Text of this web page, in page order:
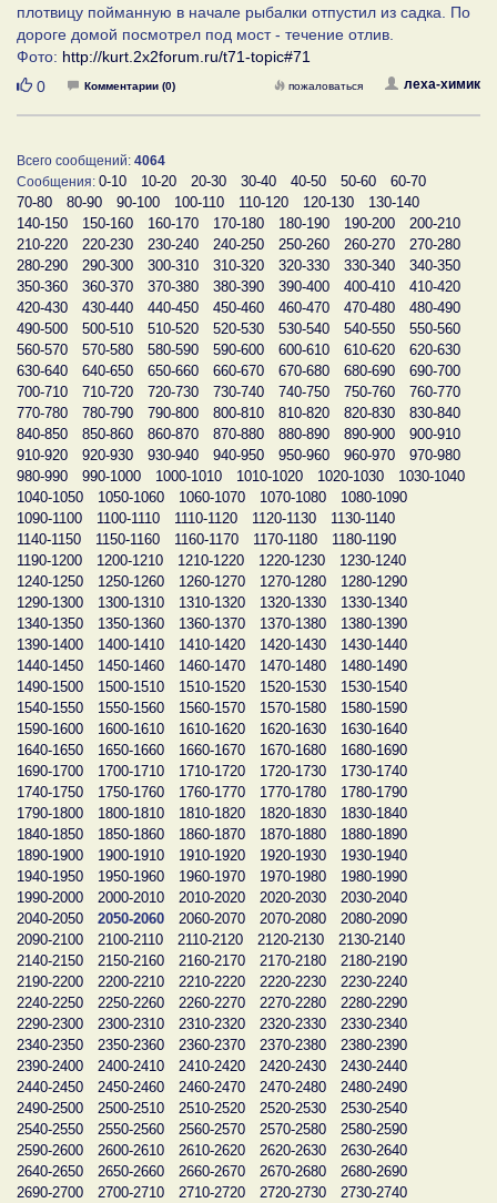
плотвицу пойманную в начале рыбалки отпустил из садка. По
дороге домой посмотрел под мост - течение отлив.
Фото: http://kurt.2x2forum.ru/t71-topic#71
Нравится
0 Комментарии (0) леха-химик
пожаловаться
Всего сообщений: 4064
Сообщения: 0-10 10-20 20-30 30-40 40-50 50-60
60-70
70-80
80-90 90-100 100-110 110-120 120-130
130-140
140-150
150-160 160-170 170-180 180-190 190-200
200-210
210-220
220-230 230-240 240-250 250-260 260-270
270-280
280-290
290-300 300-310 310-320 320-330 330-340
340-350
350-360
360-370 370-380 380-390 390-400 400-410
410-420
420-430
430-440 440-450 450-460 460-470 470-480
480-490
490-500
500-510 510-520 520-530 530-540 540-550
550-560
560-570
570-580 580-590 590-600 600-610 610-620
620-630
630-640
640-650 650-660 660-670 670-680 680-690
690-700
700-710
710-720 720-730 730-740 740-750 750-760
760-770
770-780
780-790 790-800 800-810 810-820 820-830
830-840
840-850
850-860 860-870 870-880 880-890 890-900
900-910
910-920
920-930 930-940 940-950 950-960 960-970
970-980
980-990
990-1000 1000-1010 1010-1020 1020-1030
1030-1040
1040-1050
1050-1060 1060-1070 1070-1080
1080-1090
1090-1100
1100-1110 1110-1120 1120-1130
1130-1140
1140-1150
1150-1160 1160-1170 1170-1180
1180-1190
1190-1200
1200-1210 1210-1220 1220-1230
1230-1240
1240-1250
1250-1260 1260-1270 1270-1280
1280-1290
1290-1300
1300-1310 1310-1320 1320-1330
1330-1340
1340-1350
1350-1360 1360-1370 1370-1380
1380-1390
1390-1400
1400-1410 1410-1420 1420-1430
1430-1440
1440-1450
1450-1460 1460-1470 1470-1480
1480-1490
1490-1500
1500-1510 1510-1520 1520-1530
1530-1540
1540-1550
1550-1560 1560-1570 1570-1580
1580-1590
1590-1600
1600-1610 1610-1620 1620-1630
1630-1640
1640-1650
1650-1660 1660-1670 1670-1680
1680-1690
1690-1700
1700-1710 1710-1720 1720-1730
1730-1740
1740-1750
1750-1760 1760-1770 1770-1780
1780-1790
1790-1800
1800-1810 1810-1820 1820-1830
1830-1840
1840-1850
1850-1860 1860-1870 1870-1880
1880-1890
1890-1900
1900-1910 1910-1920 1920-1930
1930-1940
1940-1950
1950-1960 1960-1970 1970-1980
1980-1990
1990-2000
2000-2010 2010-2020 2020-2030
2030-2040
2040-2050
2050-2060 2060-2070 2070-2080
2080-2090
2090-2100
2100-2110 2110-2120 2120-2130
2130-2140
2140-2150
2150-2160 2160-2170 2170-2180
2180-2190
2190-2200
2200-2210 2210-2220 2220-2230
2230-2240
2240-2250
2250-2260 2260-2270 2270-2280
2280-2290
2290-2300
2300-2310 2310-2320 2320-2330
2330-2340
2340-2350
2350-2360 2360-2370 2370-2380
2380-2390
2390-2400
2400-2410 2410-2420 2420-2430
2430-2440
2440-2450
2450-2460 2460-2470 2470-2480
2480-2490
2490-2500
2500-2510 2510-2520 2520-2530
2530-2540
2540-2550
2550-2560 2560-2570 2570-2580
2580-2590
2590-2600
2600-2610 2610-2620 2620-2630
2630-2640
2640-2650
2650-2660 2660-2670 2670-2680
2680-2690
2690-2700
2700-2710 2710-2720 2720-2730
2730-2740